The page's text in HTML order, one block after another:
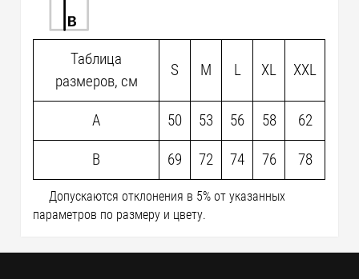
Таблица
размеров, см
S M L XL XXL
A 50 53 56 58 62
B 69 72 74 76 78
Допускаются отклонения в 5% от указанных
параметров по размеру и цвету.